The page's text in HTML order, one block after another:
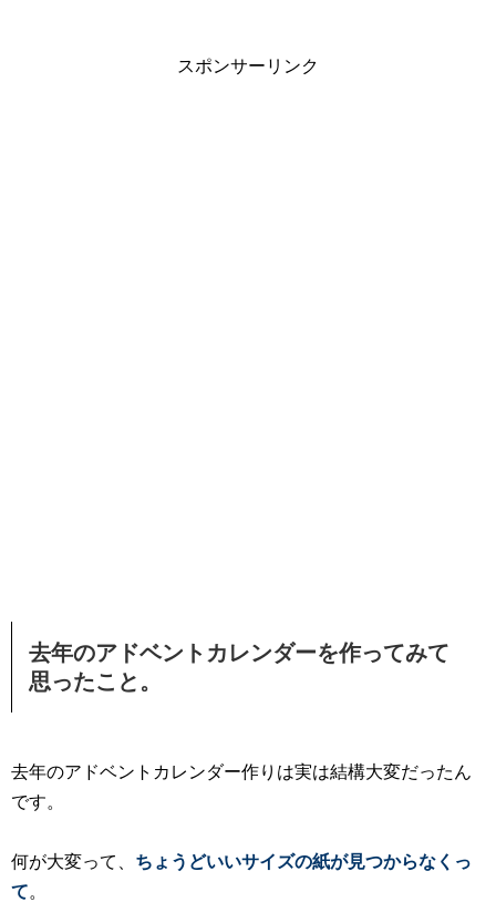
スポンサーリンク
去年のアドベントカレンダーを作ってみて
思ったこと。
去年のアドベントカレンダー作りは実は結構大変だったん
です。
何が大変って、 ちょうどいいサイズの紙が見つからなくっ
て。